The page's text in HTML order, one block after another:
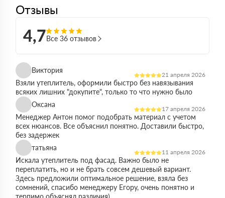
Отзывы
4,7Все 36 отзывов
Виктория
21 апреля 2026
Взяли утеплитель, оформили быстро без навязывания
всяких лишних "докупите", только то что нужно было
Оксана
17 апреля 2026
Менеджер Антон помог подобрать материал с учетом
всех нюансов. Все объяснил понятно. Доставили быстро,
без задержек
татьяна
11 апреля 2026
Искала утеплитель под фасад. Важно было не
переплатить, но и не брать совсем дешевый вариант.
Здесь предложили оптимальное решение, взяла без
сомнений, спасибо менеджеру Егору, очень понятно и
терпимо объяснял различия)